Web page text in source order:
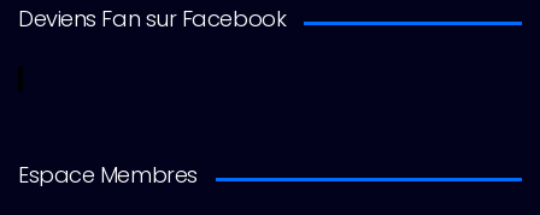
Deviens Fan sur Facebook
Espace Membres